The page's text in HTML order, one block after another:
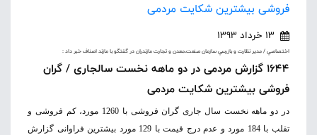
13 خرداد 1393
اختصاصي / مدير نظارت و بازرسي سازمان صنعت،معدن و تجارت مازندران در گفتگو با مازند اصناف خبر داد :
1644 گزارش مردمی در دو ماهه نخست سالجاری / گران
فروشی بیشترین شکایت مردمی
در دو ماهه نخست سال جاری
گران فروشی با 1260 مورد، کم فروشی و
تقلب با 184 مورد و عدم درج قیمت با 129 مورد بیشترین فراوانی گزارش